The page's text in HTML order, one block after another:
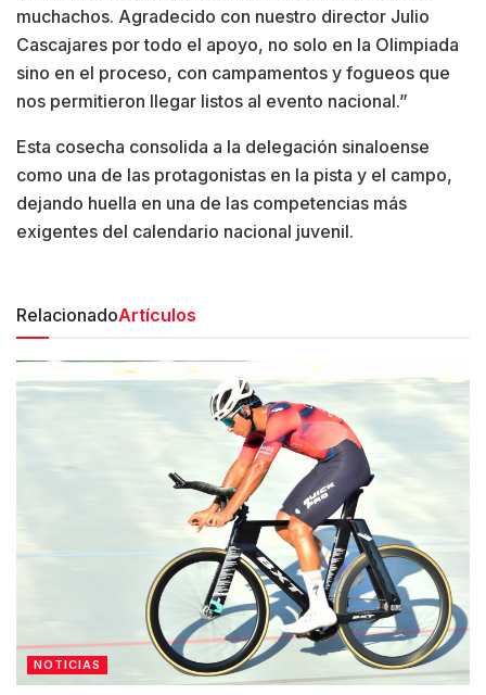
muchachos. Agradecido con nuestro director Julio
Cascajares por todo el apoyo, no solo en la Olimpiada
sino en el proceso, con campamentos y fogueos que
nos permitieron llegar listos al evento nacional.”
Esta cosecha consolida a la delegación sinaloense
como una de las protagonistas en la pista y el campo,
dejando huella en una de las competencias más
exigentes del calendario nacional juvenil.
RelacionadoArtículos
NOTICIAS